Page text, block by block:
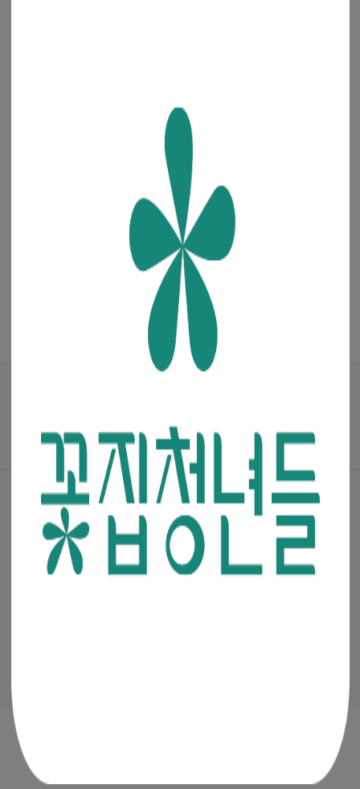
+82-70-7806-7050
예금주 : 주식회사 청년들
꽃집청년들 파트너스(멘코넷)
공지사항·꽃집청년들 소개·이용약관 개인정보처리방침
(주)청년들|대표이사 : 최고봉
사업자등록번호 : 105-88-00491
통신판매신고번호 : 2019-서울금천-0909
이메일 :
admin@mencoz.com